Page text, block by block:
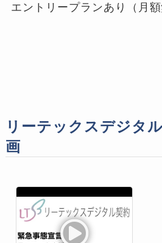
エントリープランあり（月額
リーテックスデジタ
画